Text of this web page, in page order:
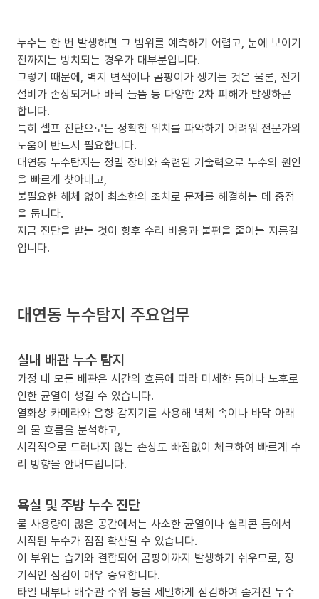
누수는 한 번 발생하면 그 범위를 예측하기 어렵고, 눈에 보이기
전까지는 방치되는 경우가 대부분입니다.
그렇기 때문에, 벽지 변색이나 곰팡이가 생기는 것은 물론, 전기
설비가 손상되거나 바닥 들뜸 등 다양한 2차 피해가 발생하곤
합니다.
특히 셀프 진단으로는 정확한 위치를 파악하기 어려워 전문가의
도움이 반드시 필요합니다.
대연동 누수탐지는 정밀 장비와 숙련된 기술력으로 누수의 원인
을 빠르게 찾아내고,
불필요한 해체 없이 최소한의 조치로 문제를 해결하는 데 중점
을 둡니다.
지금 진단을 받는 것이 향후 수리 비용과 불편을 줄이는 지름길
입니다.
대연동 누수탐지 주요업무
실내 배관 누수 탐지
가정 내 모든 배관은 시간의 흐름에 따라 미세한 틈이나 노후로
인한 균열이 생길 수 있습니다.
열화상 카메라와 음향 감지기를 사용해 벽체 속이나 바닥 아래
의 물 흐름을 분석하고,
시각적으로 드러나지 않는 손상도 빠짐없이 체크하여 빠르게 수
리 방향을 안내드립니다.
욕실 및 주방 누수 진단
물 사용량이 많은 공간에서는 사소한 균열이나 실리콘 틈에서
시작된 누수가 점점 확산될 수 있습니다.
이 부위는 습기와 결합되어 곰팡이까지 발생하기 쉬우므로, 정
기적인 점검이 매우 중요합니다.
타일 내부나 배수관 주위 등을 세밀하게 점검하여 숨겨진 누수